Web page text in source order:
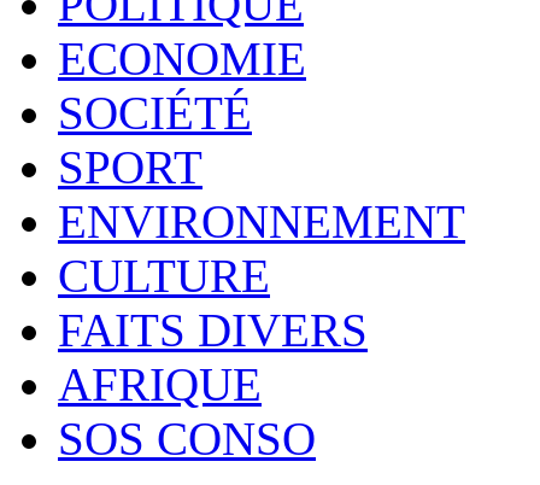
ECONOMIE
SOCIÉTÉ
SPORT
ENVIRONNEMENT
CULTURE
FAITS DIVERS
AFRIQUE
SOS CONSO